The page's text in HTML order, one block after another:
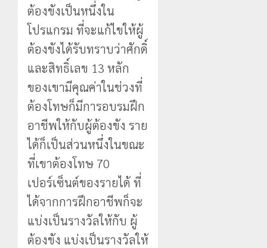
ต้องขังเป็นหนึ่งใน
โปรแกรม ที่จะแก้ไขให้ผู้
ต้องขังได้รับทราบว่าศักดิ์
และสิทธิ์เลข 13 หลัก
ของเขามีคุณค่าในช่วงที่
ต้องโทษก็มีการอบรมฝึก
อาชีพให้กับผู้ต้องขัง ราย
ได้ก็เป็นส่วนหนึ่งในขณะ
ที่เขาต้องโทษ 70
เปอร์เซ็นต์ของรายได้ ที่
ได้จากการฝึกอาชีพก็จะ
แบ่งเป็นรางวัลให้กับ ผู้
ต้องขัง แบ่งเป็นรางวัลให้